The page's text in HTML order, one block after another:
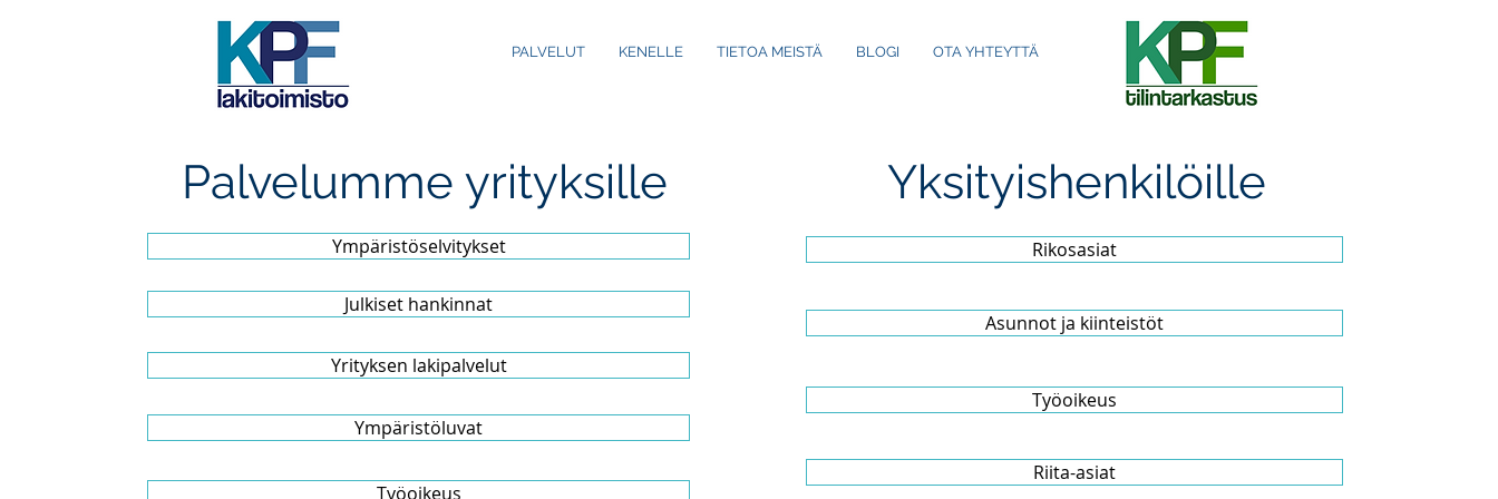
PALVELUT KENELLE TIETOA MEISTÄ BLOGI OTA YHTEYTTÄ
Palvelumme yrityksille
Ympäristöselvitykset
Julkiset hankinnat
Yrityksen lakipalvelut
Ympäristöluvat
Työoikeus
Yksityishenkilöille
Rikosasiat
Asunnot ja kiinteistöt
Työoikeus
Riita-asiat